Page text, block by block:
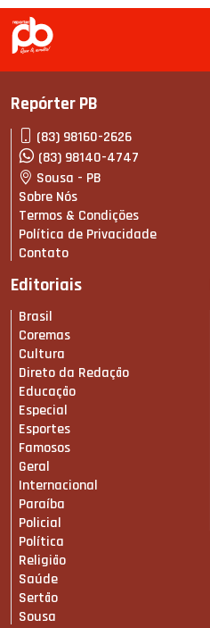
Repórter PB
(83) 98160-2626
(83) 98140-4747
Sousa - PB
Sobre Nós
Termos & Condições
Política de Privacidade
Contato
Editoriais
Brasil
Coremas
Cultura
Direto da Redação
Educação
Especial
Esportes
Famosos
Geral
Internacional
Paraíba
Policial
Política
Religião
Saúde
Sertão
Sousa